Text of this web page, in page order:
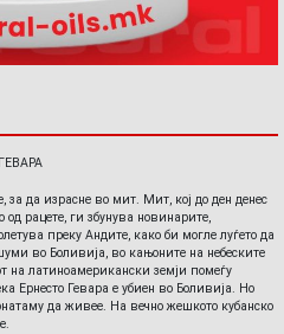
за да израсне во мит. Мит, кој до ден денес
од рацете, ги збунува новинарите,
преку Андите, како би могле луѓето да
во Боливија, во кањоните на небеските
на латиноамерикански земји помеѓу
Ернесто Гевара е убиен во Боливија. Но
да живее. На вечно жешкото кубанско